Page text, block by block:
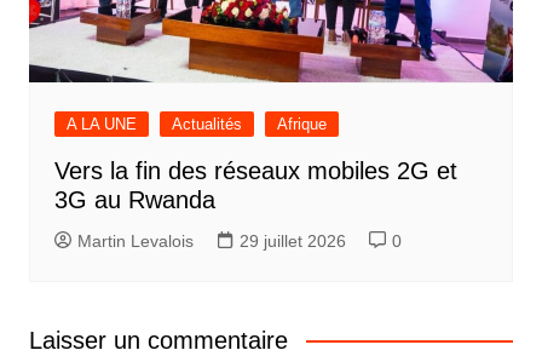
A LA UNE Actualités Afrique
Vers la fin des réseaux mobiles 2G et
3G au Rwanda
Martin Levalois 29 juillet 2026 0
Laisser un commentaire